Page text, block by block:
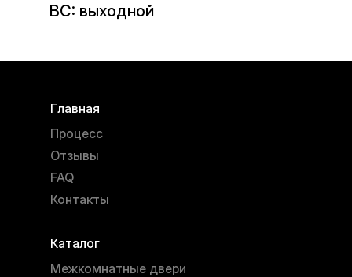
ВС: выходной
Каталог
Межкомнатные двери
Главная
Процесс
Отзывы
FAQ
Контакты